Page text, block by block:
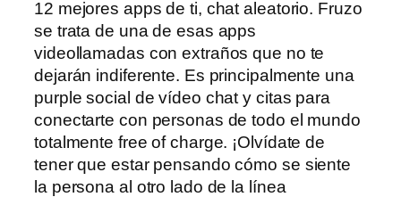
12 mejores apps de ti, chat aleatorio. Fruzo
se trata de una de esas apps
videollamadas con extraños que no te
dejarán indiferente. Es principalmente una
purple social de vídeo chat y citas para
conectarte con personas de todo el mundo
totalmente free of charge. ¡Olvídate de
tener que estar pensando cómo se siente
la persona al otro lado de la línea